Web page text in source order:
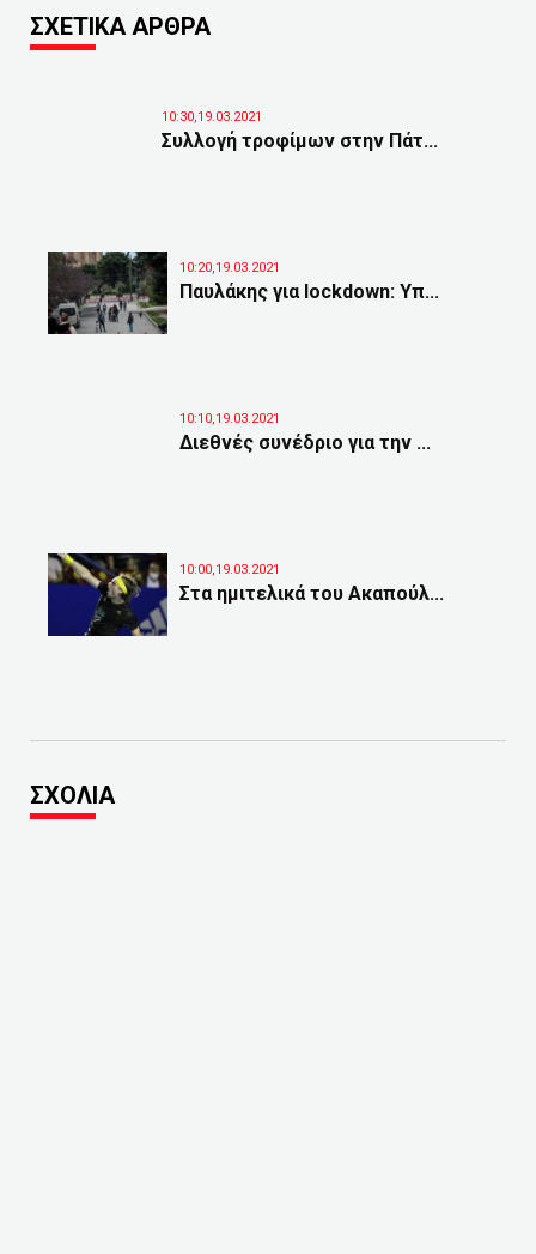
ΣΧΕΤΙΚΑ ΑΡΘΡΑ
10:30,19.03.2021
Συλλογή τροφίμων στην Πάτ...
10:20,19.03.2021
Παυλάκης για lockdown: Υπ...
10:10,19.03.2021
Διεθνές συνέδριο για την ...
10:00,19.03.2021
Στα ημιτελικά του Ακαπούλ...
ΣΧΟΛΙΑ